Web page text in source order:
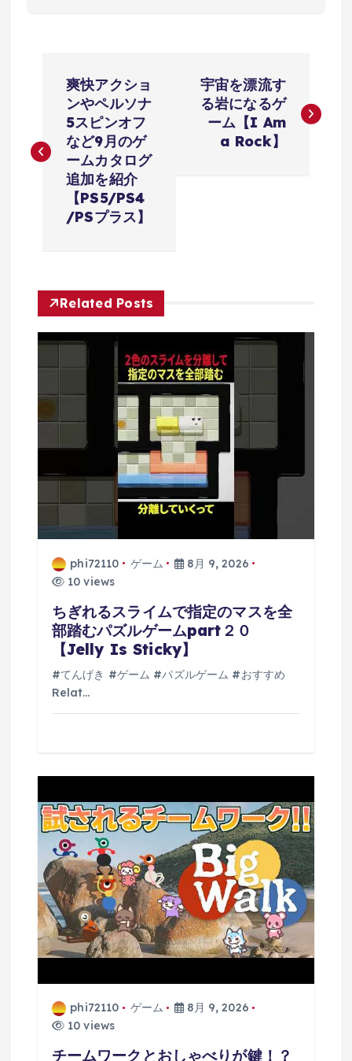
ナ
シ
ョ
ン
爽快アクショ
ンやペルソナ
5スピンオフ
など9月のゲ
ームカタログ
追加を紹介
【PS5/PS4
/PSプラス】
宇宙を漂流す
る岩になるゲ
ーム【I Am
a Rock】
Related Posts
phi72110 ゲーム
8月 9, 2026
10 views
ちぎれるスライムで指定のマスを全
部踏むパズルゲームpart２０
【Jelly Is Sticky】
#てんげき #ゲーム #パズルゲーム #おすすめ
Relat…
phi72110 ゲーム
8月 9, 2026
10 views
チームワークとおしゃべりが鍵！？